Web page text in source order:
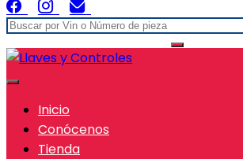
Inicio
Conócenos
Tienda